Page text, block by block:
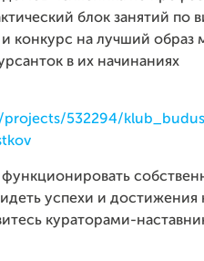
блок занятий по
конкурс на лучший образ
в их начинаниях
532294/
успехи и достижения
кураторами-